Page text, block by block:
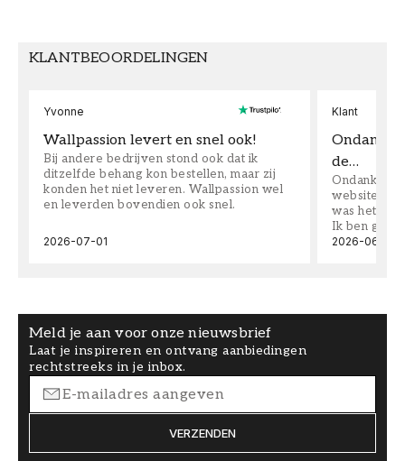
KLANTBEOORDELINGEN
Yvonne
Wallpassion levert en snel ook!
Bij andere bedrijven stond ook dat ik
ditzelfde behang kon bestellen, maar zij
konden het niet leveren. Wallpassion wel
en leverden bovendien ook snel.
2026-07-01
Klant
Ondanks
de…
Ondanks
website
was het
Ik ben
2026-06-08
Meld je aan voor onze nieuwsbrief
Laat je inspireren en ontvang aanbiedingen
rechtstreeks in je inbox.
VERZENDEN